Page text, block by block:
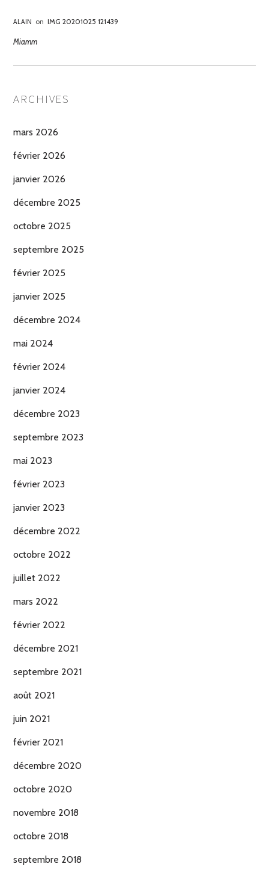
ALAIN on IMG 20201025 121439
Miamm
ARCHIVES
mars 2026
février 2026
janvier 2026
décembre 2025
octobre 2025
septembre 2025
février 2025
janvier 2025
décembre 2024
mai 2024
février 2024
janvier 2024
décembre 2023
septembre 2023
mai 2023
février 2023
janvier 2023
décembre 2022
octobre 2022
juillet 2022
mars 2022
février 2022
décembre 2021
septembre 2021
août 2021
juin 2021
février 2021
décembre 2020
octobre 2020
novembre 2018
octobre 2018
septembre 2018